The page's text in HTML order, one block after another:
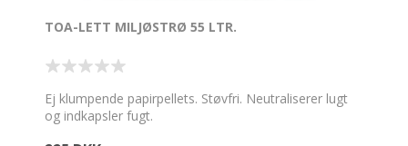
TOA-LETT MILJØSTRØ 55 LTR.
Ej klumpende papirpellets. Støvfri. Neutraliserer lugt
og indkapsler fugt.